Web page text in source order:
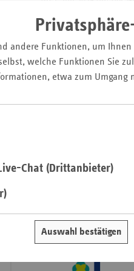
andere Funktionen, um
welche Funktionen Sie
etwa zum
Chat (Drittanbieter)
Auswahl bestätigen
wurde. Das Ergebnis
Verhinderungspflege
Kalenderjahres ein
pflegebedürftigen